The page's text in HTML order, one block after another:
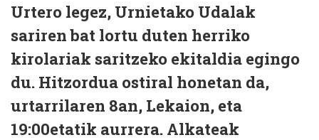
Urtero legez, Urnietako Udalak
sariren bat lortu duten herriko
kirolariak saritzeko ekitaldia egingo
du. Hitzordua ostiral honetan da,
urtarrilaren 8an, Lekaion, eta
19:00etatik aurrera. Alkateak